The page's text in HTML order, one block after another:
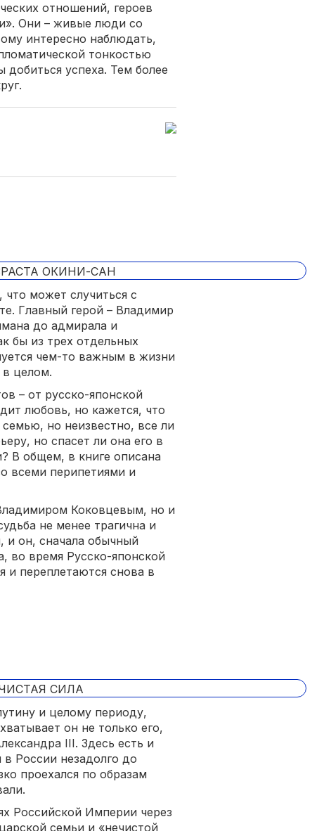
отношений, героев
Они – живые люди со
интересно наблюдать,
тонкостью
успеха. Тем более
может случиться с
Главный герой – Владимир
до адмирала и
бы из трех отдельных
чем-то важным в жизни
в целом.
– от русско-японской
любовь, но кажется, что
но неизвестно, все ли
но спасет ли она его в
В общем, в книге описана
всеми перипетиями и
Коковцевым, но и
не менее трагична и
и он, сначала обычный
во время Русско-японской
и переплетаются снова в
и целому периоду,
он не только его,
III. Здесь есть и
в России незадолго до
проехался по образам
Российской Империи через
семьи и «нечистой